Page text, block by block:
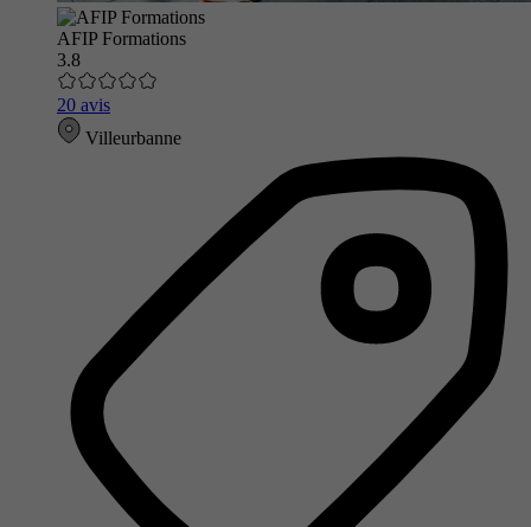
AFIP Formations
3.8
20 avis
Villeurbanne